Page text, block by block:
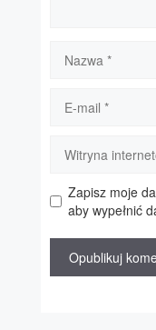
mail
internetowa
Zapisz moje
aby wypełnić